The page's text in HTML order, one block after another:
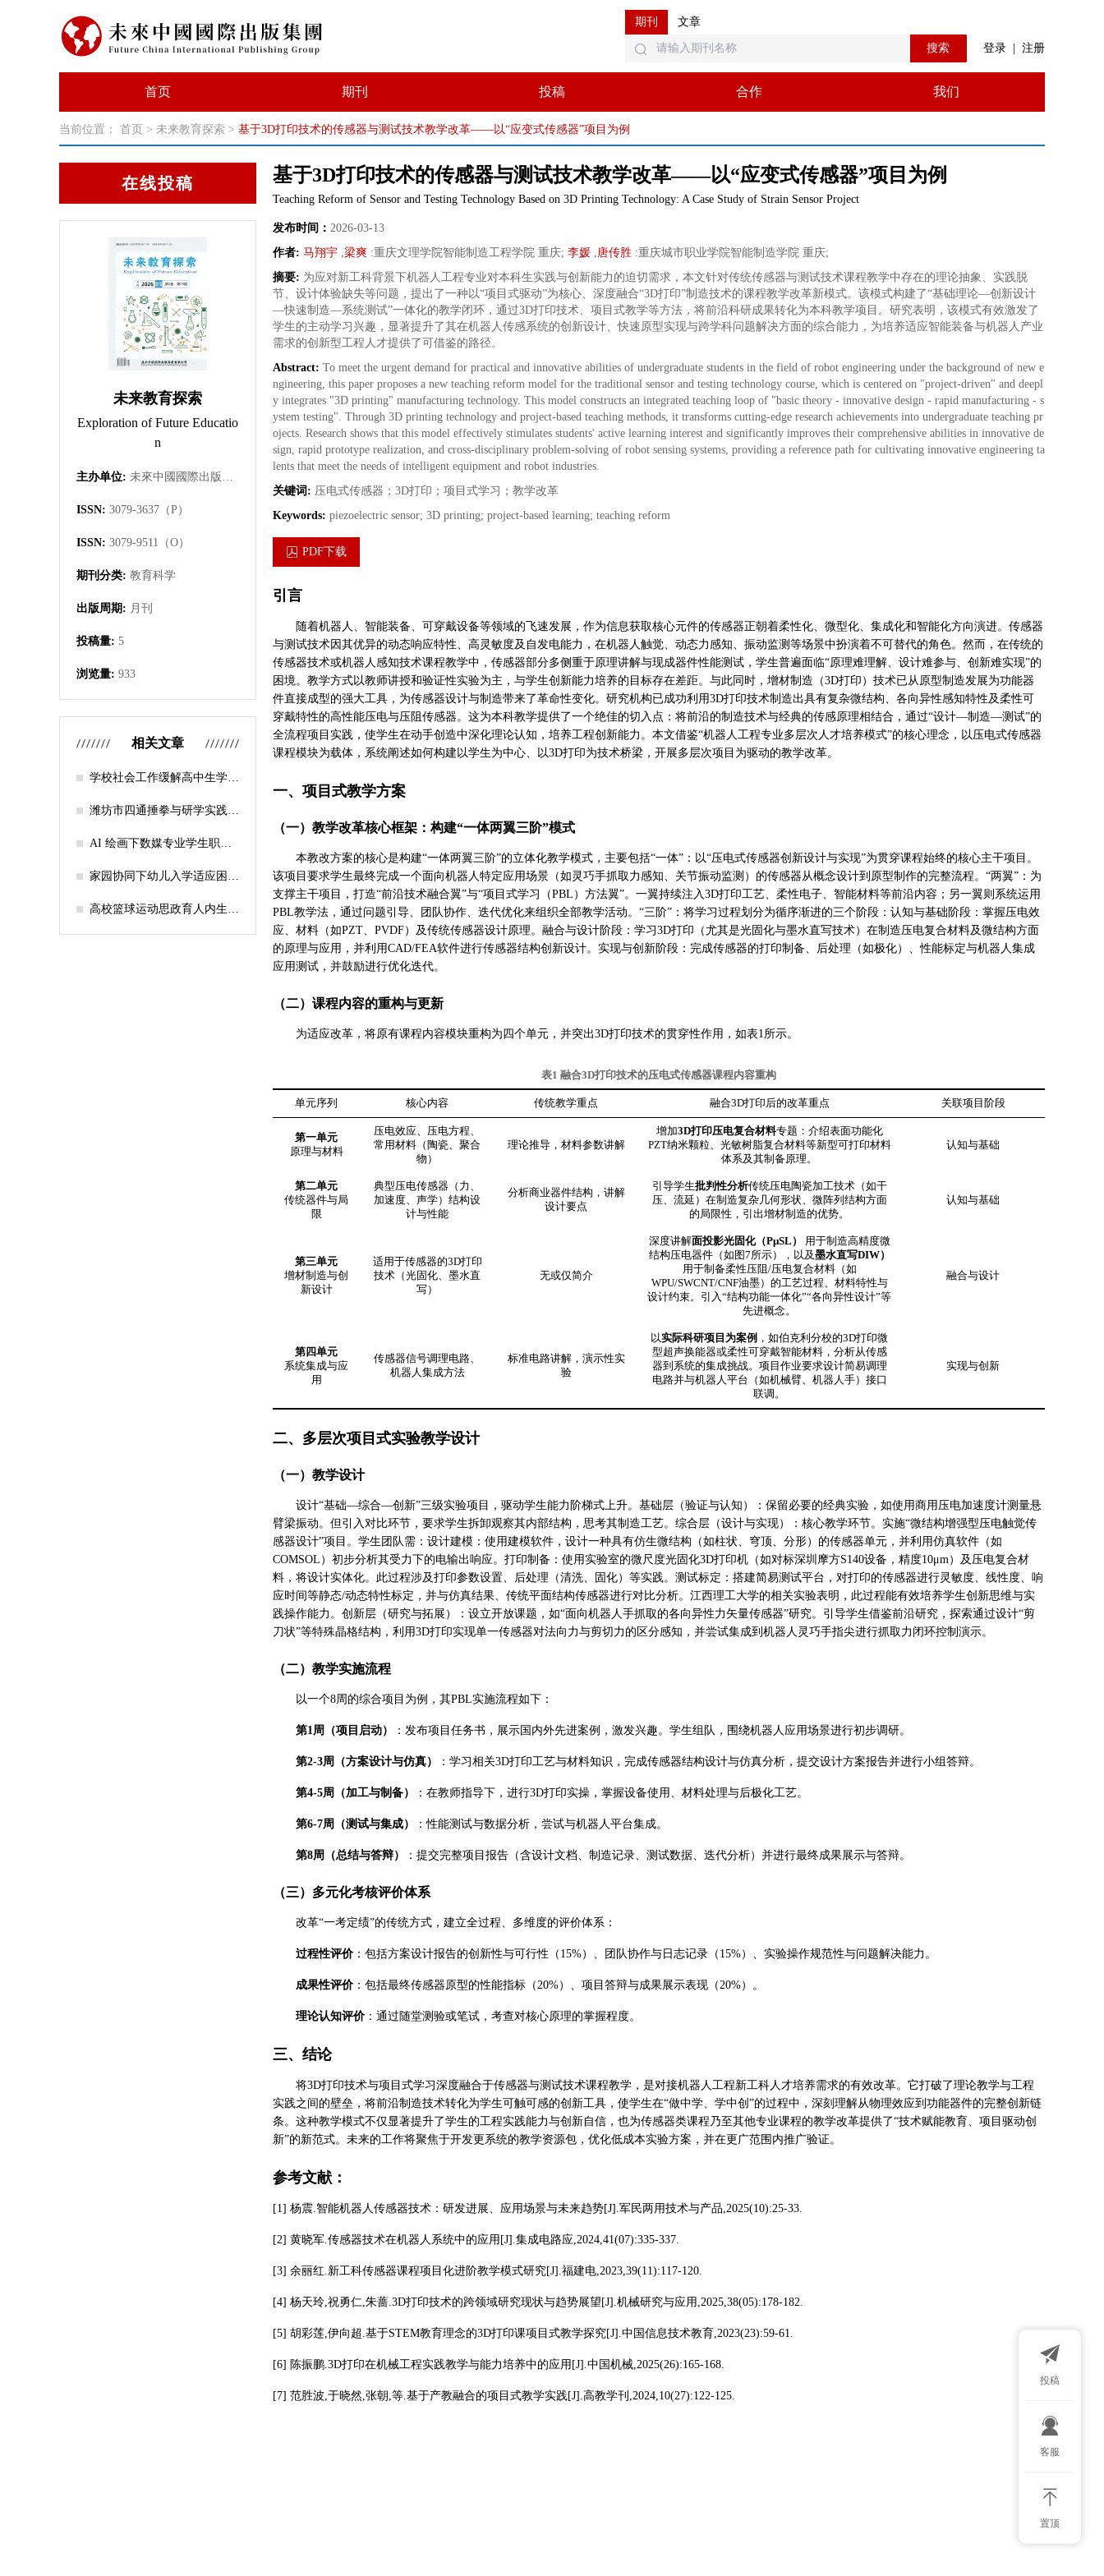
期刊 文章
搜索 登录 注册
首页 期刊 投稿 合作 我们
当前位置： 首页 > 未来教育探索 > 基于3D打印技术的传感器与测试技术教学改革——以“应变式传感器”项目为例
在线投稿
未来教育探索
Exploration of Future Educatio
n
主办单位: 未來中國國際出版集團有限公司
ISSN: 3079-3637（P）
ISSN: 3079-9511（O）
期刊分类: 教育科学
出版周期: 月刊
投稿量: 5
浏览量: 933
相关文章
学校社会工作缓解高中生学习
课堂”为介入载体
潍坊市四通捶拳与研学实践教
AI 绘画下数媒专业学生职业
家园协同下幼儿入学适应困难
高校篮球运动思政育人内生逻
基于3D打印技术的传感器与测试技术教学改革——以“应变式传感器”项目为例
Teaching Reform of Sensor and Testing Technology Based on 3D Printing Technology: A Case Study of Strain Sensor Project
发布时间： 2026-03-13
作者: 马翔宇 ,梁爽 :重庆文理学院智能制造工程学院 重庆; 李媛 ,唐传胜 :重庆城市职业学院智能制造学院 重庆;
摘要: 为应对新工科背景下机器人工程专业对本科生实践与创新能力的迫切需求，本文针对传统传感器与测试技术课程教学中存在的理论抽象、实践脱
节、设计体验缺失等问题，提出了一种以“项目式驱动”为核心、深度融合“3D打印”制造技术的课程教学改革新模式。该模式构建了“基础理论—创新设计
—快速制造—系统测试”一体化的教学闭环，通过3D打印技术、项目式教学等方法，将前沿科研成果转化为本科教学项目。研究表明，该模式有效激发了
学生的主动学习兴趣，显著提升了其在机器人传感系统的创新设计、快速原型实现与跨学科问题解决方面的综合能力，为培养适应智能装备与机器人产业
需求的创新型工程人才提供了可借鉴的路径。
Abstract: To meet the urgent demand for practical and innovative abilities of undergraduate students in the field of robot engineering under the background of new e
ngineering, this paper proposes a new teaching reform model for the traditional sensor and testing technology course, which is centered on "project-driven" and deepl
y integrates "3D printing" manufacturing technology. This model constructs an integrated teaching loop of "basic theory - innovative design - rapid manufacturing - s
ystem testing". Through 3D printing technology and project-based teaching methods, it transforms cutting-edge research achievements into undergraduate teaching pr
ojects. Research shows that this model effectively stimulates students' active learning interest and significantly improves their comprehensive abilities in innovative de
sign, rapid prototype realization, and cross-disciplinary problem-solving of robot sensing systems, providing a reference path for cultivating innovative engineering ta
lents that meet the needs of intelligent equipment and robot industries.
关键词: 压电式传感器；3D打印；项目式学习；教学改革
Keywords: piezoelectric sensor; 3D printing; project-based learning; teaching reform
PDF下载
引言
随着机器人、智能装备、可穿戴设备等领域的飞速发展，作为信息获取核心元件的传感器正朝着柔性化、微型化、集成化和智能化方向演进。传感器
与测试技术因其优异的动态响应特性、高灵敏度及自发电能力，在机器人触觉、动态力感知、振动监测等场景中扮演着不可替代的角色。然而，在传统的
传感器技术或机器人感知技术课程教学中，传感器部分多侧重于原理讲解与现成器件性能测试，学生普遍面临“原理难理解、设计难参与、创新难实现”的
困境。教学方式以教师讲授和验证性实验为主，与学生创新能力培养的目标存在差距。与此同时，增材制造（3D打印）技术已从原型制造发展为功能器
件直接成型的强大工具，为传感器设计与制造带来了革命性变化。研究机构已成功利用3D打印技术制造出具有复杂微结构、各向异性感知特性及柔性可
穿戴特性的高性能压电与压阻传感器。这为本科教学提供了一个绝佳的切入点：将前沿的制造技术与经典的传感原理相结合，通过“设计—制造—测试”的
全流程项目实践，使学生在动手创造中深化理论认知，培养工程创新能力。本文借鉴“机器人工程专业多层次人才培养模式”的核心理念，以压电式传感器
课程模块为载体，系统阐述如何构建以学生为中心、以3D打印为技术桥梁，开展多层次项目为驱动的教学改革。
一、项目式教学方案
（一）教学改革核心框架：构建“一体两翼三阶”模式
本教改方案的核心是构建“一体两翼三阶”的立体化教学模式，主要包括“一体”：以“压电式传感器创新设计与实现”为贯穿课程始终的核心主干项目。
该项目要求学生最终完成一个面向机器人特定应用场景（如灵巧手抓取力感知、关节振动监测）的传感器从概念设计到原型制作的完整流程。“两翼”：为
支撑主干项目，打造“前沿技术融合翼”与“项目式学习（PBL）方法翼”。一翼持续注入3D打印工艺、柔性电子、智能材料等前沿内容；另一翼则系统运用
PBL教学法，通过问题引导、团队协作、迭代优化来组织全部教学活动。“三阶”：将学习过程划分为循序渐进的三个阶段：认知与基础阶段：掌握压电效
应、材料（如PZT、PVDF）及传统传感器设计原理。融合与设计阶段：学习3D打印（尤其是光固化与墨水直写技术）在制造压电复合材料及微结构方面
的原理与应用，并利用CAD/FEA软件进行传感器结构创新设计。实现与创新阶段：完成传感器的打印制备、后处理（如极化）、性能标定与机器人集成
应用测试，并鼓励进行优化迭代。
（二）课程内容的重构与更新
为适应改革，将原有课程内容模块重构为四个单元，并突出3D打印技术的贯穿性作用，如表1所示。
表1 融合3D打印技术的压电式传感器课程内容重构
单元序列 核心内容 传统教学重点 融合3D打印后的改革重点 关联项目阶段
第一单元
原理与材料
压电效应、压电方程、
常用材料（陶瓷、聚合
物）
理论推导，材料参数讲解
增加3D打印压电复合材料专题：介绍表面功能化
PZT纳米颗粒、光敏树脂复合材料等新型可打印材料
体系及其制备原理。
认知与基础
第二单元
传统器件与局
限
典型压电传感器（力、
加速度、声学）结构设
计与性能
分析商业器件结构，讲解
设计要点
引导学生批判性分析传统压电陶瓷加工技术（如干
压、流延）在制造复杂几何形状、微阵列结构方面
的局限性，引出增材制造的优势。
认知与基础
第三单元
增材制造与创
新设计
适用于传感器的3D打印
技术（光固化、墨水直
写）
无或仅简介
深度讲解面投影光固化（PμSL）
用于制造高精度微
结构压电器件（如图7所示），以及墨水直写DIW）
用于制备柔性压阻/压电复合材料（如
WPU/SWCNT/CNF油墨）的工艺过程、材料特性与
设计约束。引入“结构功能一体化”“各向异性设计”等
先进概念。
融合与设计
第四单元
系统集成与应
用
传感器信号调理电路、
机器人集成方法
标准电路讲解，演示性实
验
以实际科研项目为案例 ，如伯克利分校的3D打印微
型超声换能器或柔性可穿戴智能材料，分析从传感
器到系统的集成挑战。项目作业要求设计简易调理
电路并与机器人平台（如机械臂、机器人手）接口
联调。
实现与创新
二、多层次项目式实验教学设计
（一）教学设计
设计“基础—综合—创新”三级实验项目，驱动学生能力阶梯式上升。基础层（验证与认知）：保留必要的经典实验，如使用商用压电加速度计测量悬
臂梁振动。但引入对比环节，要求学生拆卸观察其内部结构，思考其制造工艺。综合层（设计与实现）：核心教学环节。实施“微结构增强型压电触觉传
感器设计”项目。学生团队需：设计建模：使用建模软件，设计一种具有仿生微结构（如柱状、穹顶、分形）的传感器单元，并利用仿真软件（如
COMSOL）初步分析其受力下的电输出响应。打印制备：使用实验室的微尺度光固化3D打印机（如对标深圳摩方S140设备，精度10μm）及压电复合材
料，将设计实体化。此过程涉及打印参数设置、后处理（清洗、固化）等实践。测试标定：搭建简易测试平台，对打印的传感器进行灵敏度、线性度、响
应时间等静态/动态特性标定，并与仿真结果、传统平面结构传感器进行对比分析。江西理工大学的相关实验表明，此过程能有效培养学生创新思维与实
践操作能力。创新层（研究与拓展）：设立开放课题，如“面向机器人手抓取的各向异性力矢量传感器”研究。引导学生借鉴前沿研究，探索通过设计“剪
刀状”等特殊晶格结构，利用3D打印实现单一传感器对法向力与剪切力的区分感知，并尝试集成到机器人灵巧手指尖进行抓取力闭环控制演示。
（二）教学实施流程
以一个8周的综合项目为例，其PBL实施流程如下：
第1周（项目启动） ：发布项目任务书，展示国内外先进案例，激发兴趣。学生组队，围绕机器人应用场景进行初步调研。
第2-3周（方案设计与仿真） ：学习相关3D打印工艺与材料知识，完成传感器结构设计与仿真分析，提交设计方案报告并进行小组答辩。
第4-5周（加工与制备） ：在教师指导下，进行3D打印实操，掌握设备使用、材料处理与后极化工艺。
第6-7周（测试与集成） ：性能测试与数据分析，尝试与机器人平台集成。
第8周（总结与答辩） ：提交完整项目报告（含设计文档、制造记录、测试数据、迭代分析）并进行最终成果展示与答辩。
（三）多元化考核评价体系
改革“一考定绩”的传统方式，建立全过程、多维度的评价体系：
过程性评价：包括方案设计报告的创新性与可行性（15%）、团队协作与日志记录（15%）、实验操作规范性与问题解决能力。
成果性评价：包括最终传感器原型的性能指标（20%）、项目答辩与成果展示表现（20%）。
理论认知评价：通过随堂测验或笔试，考查对核心原理的掌握程度。
三、结论
将3D打印技术与项目式学习深度融合于传感器与测试技术课程教学，是对接机器人工程新工科人才培养需求的有效改革。它打破了理论教学与工程
实践之间的壁垒，将前沿制造技术转化为学生可触可感的创新工具，使学生在“做中学、学中创”的过程中，深刻理解从物理效应到功能器件的完整创新链
条。这种教学模式不仅显著提升了学生的工程实践能力与创新自信，也为传感器类课程乃至其他专业课程的教学改革提供了“技术赋能教育、项目驱动创
新”的新范式。未来的工作将聚焦于开发更系统的教学资源包，优化低成本实验方案，并在更广范围内推广验证。
参考文献：
[1] 杨震.智能机器人传感器技术：研发进展、应用场景与未来趋势[J].军民两用技术与产品,2025(10):25-33.
[2] 黄晓军.传感器技术在机器人系统中的应用[J].集成电路应,2024,41(07):335-337.
[3] 余丽红.新工科传感器课程项目化进阶教学模式研究[J].福建电,2023,39(11):117-120.
[4] 杨天玲,祝勇仁,朱蔷.3D打印技术的跨领域研究现状与趋势展望[J].机械研究与应用,2025,38(05):178-182.
[5] 胡彩莲,伊向超.基于STEM教育理念的3D打印课项目式教学探究[J].中国信息技术教育,2023(23):59-61.
[6] 陈振鹏.3D打印在机械工程实践教学与能力培养中的应用[J].中国机械,2025(26):165-168.
[7] 范胜波,于晓然,张朝,等.基于产教融合的项目式教学实践[J].高教学刊,2024,10(27):122-125.
投稿
客服
置顶